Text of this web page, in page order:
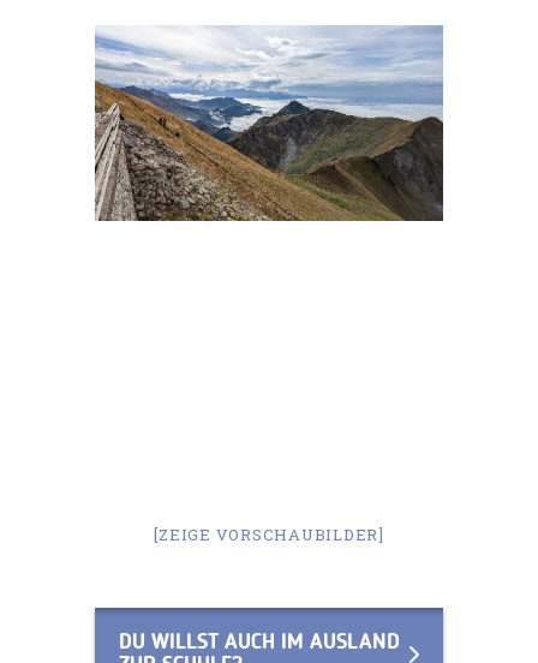
[ZEIGE VORSCHAUBILDER]
DU WILLST AUCH IM AUSLAND